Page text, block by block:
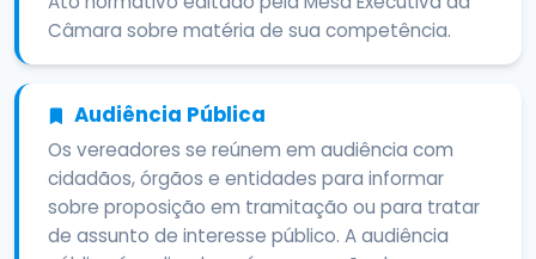
Câmara sobre matéria de sua competência.
Audiência Pública
Os vereadores se reúnem em audiência com
cidadãos, órgãos e entidades para informar
sobre proposição em tramitação ou para tratar
de assunto de interesse público. A audiência